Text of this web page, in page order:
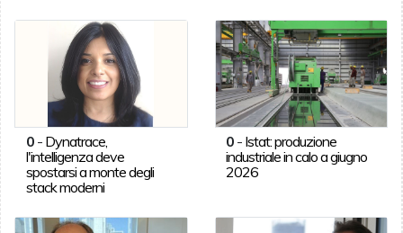
0- Dynatrace,
l'intelligenza deve
spostarsi a monte degli
stack moderni
0 - Istat: produzione
industriale in calo a giugno
2026